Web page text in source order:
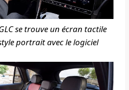
se trouve un écran tactile
portrait avec le logiciel